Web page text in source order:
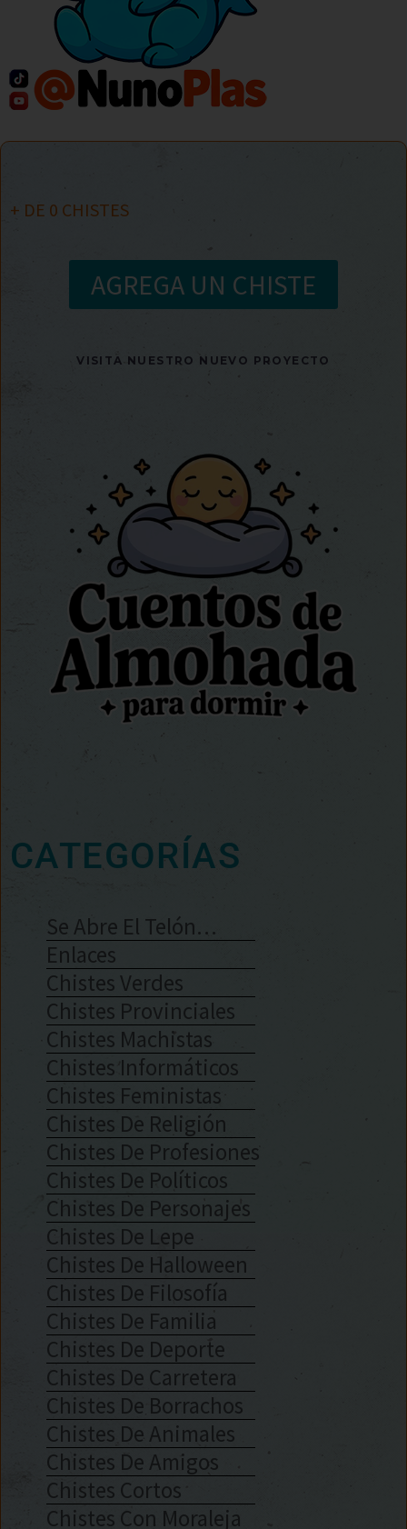
+ DE 0 CHISTES
AGREGA UN CHISTE
VISITA NUESTRO NUEVO PROYECTO
CATEGORÍAS
Se Abre El Telón…
Enlaces
Chistes Verdes
Chistes Provinciales
Chistes Machistas
Chistes Informáticos
Chistes Feministas
Chistes De Religión
Chistes De Profesiones
Chistes De Políticos
Chistes De Personajes
Chistes De Lepe
Chistes De Halloween
Chistes De Filosofía
Chistes De Familia
Chistes De Deporte
Chistes De Carretera
Chistes De Borrachos
Chistes De Animales
Chistes De Amigos
Chistes Cortos
Chistes Con Moraleja